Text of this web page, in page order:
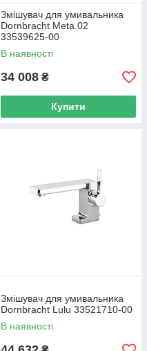
Змішувач для умивальника
Dornbracht Meta.02
33539625-00
В наявності
34 008 ₴
Купити
Змішувач для умивальника
Dornbracht Lulu 33521710-00
В наявності